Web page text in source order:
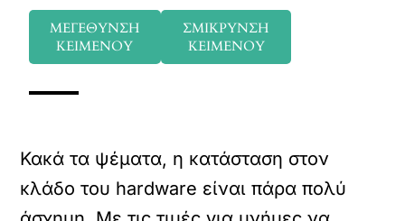
ΜΕΓΕΘΥΝΣΗ
ΚΕΙΜΕΝΟΥ
ΣΜΙΚΡΥΝΣΗ
ΚΕΙΜΕΝΟΥ
Κακά τα ψέματα, η κατάσταση στον
κλάδο του hardware είναι πάρα πολύ